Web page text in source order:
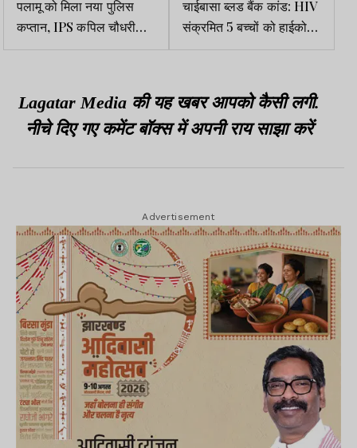
पलामू को मिला नया पुलिस
कप्तान, IPS कपिल चौधरी
संभालेंगे कमान
चाईबासा ब्लड बैंक कांड: HIV
संक्रमित 5 बच्चों को हाईकोर्ट
में एक-एक करोड़ रुपए मुआवजे
Lagatar Media की यह खबर आपको कैसी लगी.
नीचे दिए गए कमेंट बॉक्स में अपनी राय साझा करें
Advertisement